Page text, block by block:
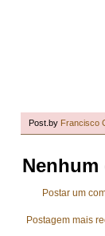
Post.by Francisco
Postar um
Postagem mais